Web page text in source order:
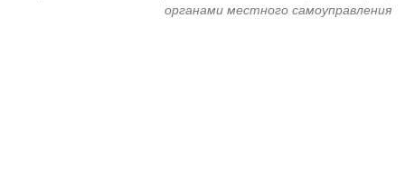
органами местного самоуправления